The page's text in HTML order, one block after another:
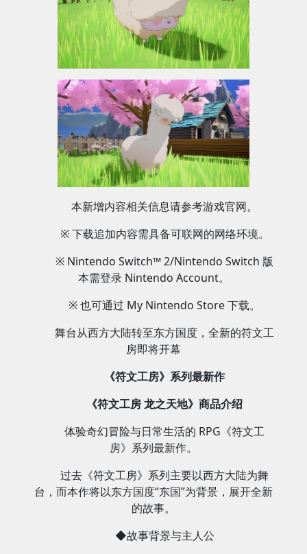
本新增内容相关信息请参考游戏官网。
※ 下载追加内容需具备可联网的网络环境。
※ Nintendo Switch™ 2/Nintendo Switch 版
本需登录 Nintendo Account。
※ 也可通过 My Nintendo Store 下载。
舞台从西方大陆转至东方国度，全新的符文工
房即将开幕
《符文工房》系列最新作
《符文工房 龙之天地》商品介绍
体验奇幻冒险与日常生活的 RPG《符文工
房》系列最新作。
过去《符文工房》系列主要以西方大陆为舞
台，而本作将以东方国度“东国”为背景，展开全新
的故事。
◆故事背景与主人公